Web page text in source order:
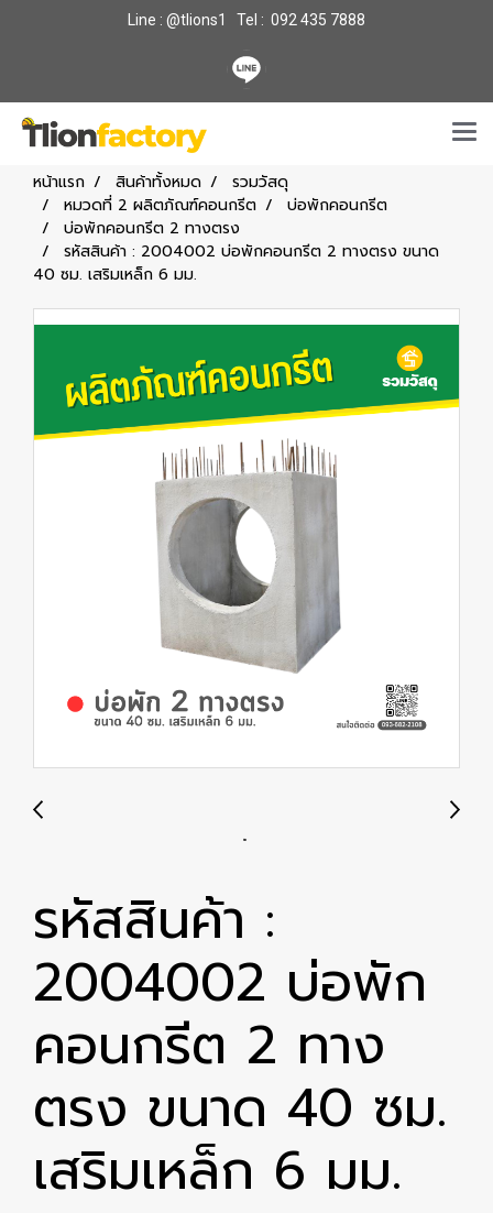
Line : @tlions1 Tel : 092 435 7888
หน้าแรก สินค้าทั้งหมด
รวมวัสดุ
หมวดที่ 2 ผลิตภัณฑ์คอนกรีต
บ่อพักคอนกรีต
บ่อพักคอนกรีต 2 ทางตรง
รหัสสินค้า : 2004002 บ่อพักคอนกรีต 2 ทางตรง ขนาด
40 ซม. เสริมเหล็ก 6 มม.
รหัสสินค้า :
2004002 บ่อพัก
คอนกรีต 2 ทาง
ตรง ขนาด 40 ซม.
เสริมเหล็ก 6 มม.